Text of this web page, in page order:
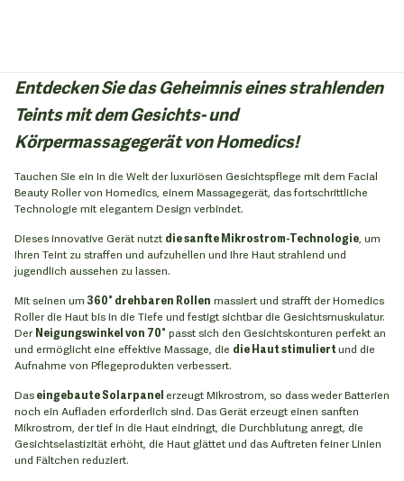
Entdecken Sie das Geheimnis eines strahlenden
Teints mit dem Gesichts- und
Körpermassagegerät von Homedics!
Tauchen Sie ein in die Welt der luxuriösen Gesichtspflege mit dem Facial
Beauty Roller von Homedics, einem Massagegerät, das fortschrittliche
Technologie mit elegantem Design verbindet.
Dieses innovative Gerät nutzt die sanfte Mikrostrom-Technologie , um
Ihren Teint zu straffen und aufzuhellen und Ihre Haut strahlend und
jugendlich aussehen zu lassen.
Mit seinen um360° drehbaren Rollen massiert und strafft der Homedics
Roller die Haut bis in die Tiefe und festigt sichtbar die Gesichtsmuskulatur.
DerNeigungswinkel von 70° passt sich den Gesichtskonturen perfekt an
und ermöglicht eine effektive Massage, die die Haut stimuliertund die
Aufnahme von Pflegeprodukten verbessert.
Daseingebaute Solarpanelerzeugt Mikrostrom, so dass weder Batterien
noch ein Aufladen erforderlich sind. Das Gerät erzeugt einen sanften
Mikrostrom, der tief in die Haut eindringt, die Durchblutung anregt, die
Gesichtselastizität erhöht, die Haut glättet und das Auftreten feiner Linien
und Fältchen reduziert.